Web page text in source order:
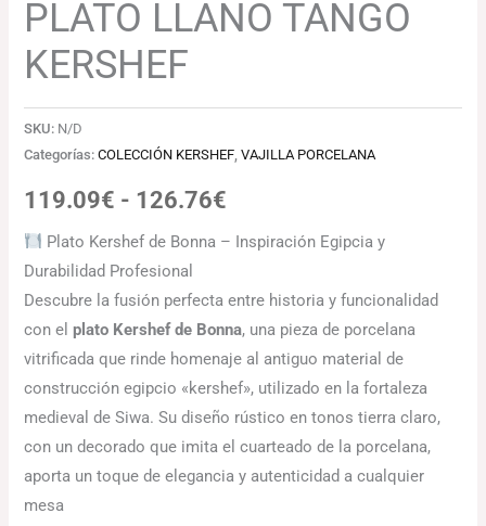
PLATO LLANO TANGO
KERSHEF
SKU: N/D
Categorías:COLECCIÓN KERSHEF ,VAJILLA PORCELANA
119.09€ - 126.76€
Plato Kershef de Bonna – Inspiración Egipcia y
Durabilidad Profesional
Descubre la fusión perfecta entre historia y funcionalidad
con elplato Kershef de Bonna, una pieza de porcelana
vitrificada que rinde homenaje al antiguo material de
construcción egipcio «kershef», utilizado en la fortaleza
medieval de Siwa. Su diseño rústico en tonos tierra claro,
con un decorado que imita el cuarteado de la porcelana,
aporta un toque de elegancia y autenticidad a cualquier
mesa